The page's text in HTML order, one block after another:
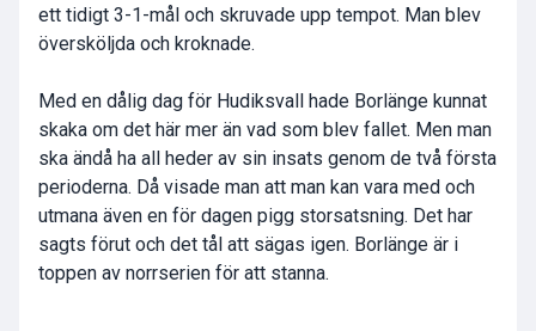
ett tidigt 3-1-mål och skruvade upp tempot. Man blev
översköljda och kroknade.
Med en dålig dag för Hudiksvall hade Borlänge kunnat
skaka om det här mer än vad som blev fallet. Men man
ska ändå ha all heder av sin insats genom de två första
perioderna. Då visade man att man kan vara med och
utmana även en för dagen pigg storsatsning. Det har
sagts förut och det tål att sägas igen. Borlänge är i
toppen av norrserien för att stanna.